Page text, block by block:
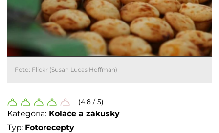
Foto: Flickr (Susan Lucas Hoffman)
(4.8 / 5)
Kategória: Koláče a zákusky
Typ: Fotorecepty